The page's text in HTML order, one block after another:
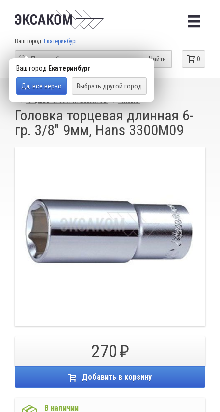
Ваш город Екатеринбург
Ваш город Екатеринбург
Да, все верно Выбрать другой город
0
Найти
КАТАЛОГ ТОВАРОВ
СЛЕСАРНЫЙ ИНСТРУМЕНТ
Головка торцевая длинная 6-
гр. 3/8" 9мм, Hans 3300M09
270
Добавить в корзину
В наличии